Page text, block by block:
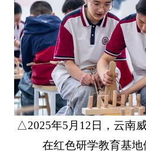
△2025年5月12日，云南
在红色研学教育基地